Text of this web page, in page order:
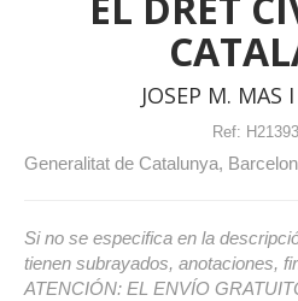
JOSEP M. MAS
Ref:
Generalitat de Catalunya,
Si no se especifica en la
tienen subrayados, anotaciones,
ATENCIÓN: EL ENVÍO